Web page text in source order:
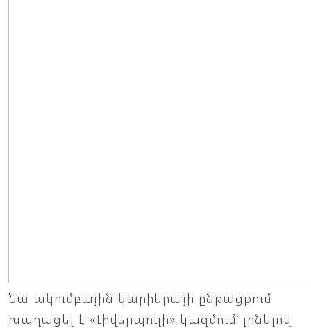
Նա ակումբային կարիերայի ընթացքում
խաղացել է «Լիվերպուլի» կազմում՝ լինելով